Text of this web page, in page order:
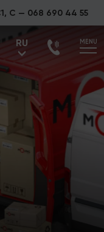
С — 068 690 44 55
RU MENU